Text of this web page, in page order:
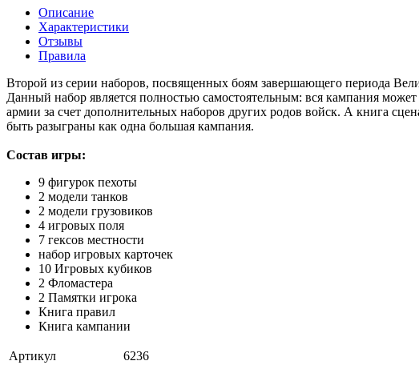
Описание
Характеристики
Отзывы
Правила
Второй из серии наборов, посвященных боям завершающего периода
Данный набор является полностью самостоятельным: вся кампания
армии за счет дополнительных наборов других родов войск. А книга
быть разыграны как одна большая кампания.
Состав игры:
9 фигурок пехоты
2 модели танков
2 модели грузовиков
4 игровых поля
7 гексов местности
набор игровых карточек
10 Игровых кубиков
2 Фломастера
2 Памятки игрока
Книга правил
Книга кампании
Артикул
6236